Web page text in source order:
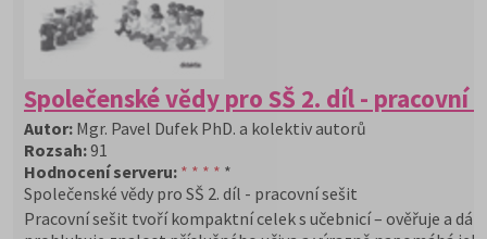
Společenské vědy pro SŠ 2. díl - pracovní
Autor: Mgr. Pavel Dufek PhD. a kolektiv autorů
Rozsah:91
Hodnocení serveru: * * * * *
Společenské vědy pro SŠ 2. díl - pracovní sešit
Pracovní sešit tvoří kompaktní celek s učebnicí – ověřuje a dále